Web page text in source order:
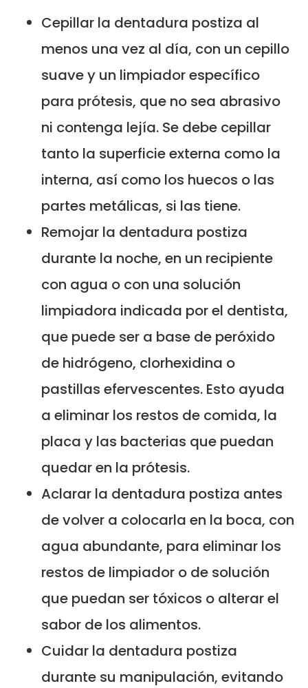
Cepillar la dentadura postiza al
menos una vez al día, con un cepillo
suave y un limpiador específico
para prótesis, que no sea abrasivo
ni contenga lejía. Se debe cepillar
tanto la superficie externa como la
interna, así como los huecos o las
partes metálicas, si las tiene.
Remojar la dentadura postiza
durante la noche, en un recipiente
con agua o con una solución
limpiadora indicada por el dentista,
que puede ser a base de peróxido
de hidrógeno, clorhexidina o
pastillas efervescentes. Esto ayuda
a eliminar los restos de comida, la
placa y las bacterias que puedan
quedar en la prótesis.
Aclarar la dentadura postiza antes
de volver a colocarla en la boca, con
agua abundante, para eliminar los
restos de limpiador o de solución
que puedan ser tóxicos o alterar el
sabor de los alimentos.
Cuidar la dentadura postiza
durante su manipulación, evitando